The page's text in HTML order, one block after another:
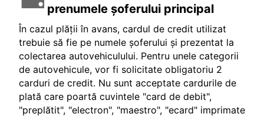
prenumele șoferului principal
În cazul plății în avans, cardul de credit utilizat
trebuie să fie pe numele șoferului și prezentat la
colectarea autovehiculului. Pentru unele categorii
de autovehicule, vor fi solicitate obligatoriu 2
carduri de credit. Nu sunt acceptate cardurile de
plată care poartă cuvintele "card de debit",
"preplătit", "electron", "maestro", "ecard" imprimate